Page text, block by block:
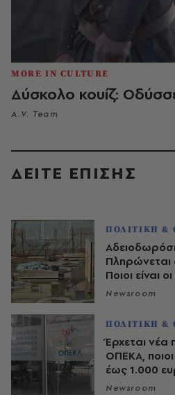
MORE IN CULTURE
Δύσκολο κουίζ:
A.V. Team
ΔΕΙΤΕ ΕΠΙΣΗΣ
ΠΟΛΙΤΙΚΗ &
Ποιοι είναι
Newsroom
ΠΟΛΙΤΙΚΗ &
Έρχεται
ΟΠΕΚΑ,
έως 1.000
Newsroom